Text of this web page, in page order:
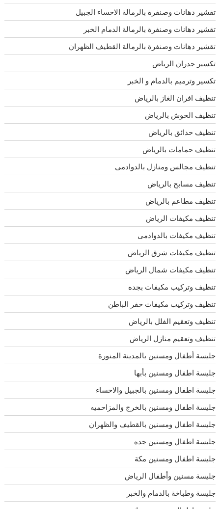
تقشير دهانات وصنفرة بالرمالة الاحساء الجبيل
تقشير دهانات وصنفرة بالرمالة الدمام الخبر
تقشير دهانات وصنفرة بالرمالة القطيف الظهران
تكسير جدران الرياض
تكسير وترميم بالدمام و الخبر
تنظيف افران الغاز بالرياض
تنظيف الحوش بالرياض
تنظيف حدائق بالرياض
تنظيف حمامات بالرياض
تنظيف مجالس ومنازل بالدوادمى
تنظيف مسابح بالرياض
تنظيف مطاعم بالرياض
تنظيف مكيفات الرياض
تنظيف مكيفات بالدوادمى
تنظيف مكيفات شرق الرياض
تنظيف مكيفات شمال الرياض
تنظيف وتركيب مكيفات بجده
تنظيف وتركيب مكيفات حفر الباطن
تنظيف وتعقيم الفلل بالرياض
تنظيف وتعقيم منازل الرياض
جليسة أطفال ومسنين بالمدينة المنورة
جليسة اطفال ومسنين بأبها
جليسة اطفال ومسنين بالجبيل والاحساء
جليسة اطفال ومسنين بالخرج والمزاحميه
جليسة اطفال ومسنين بالقطيف والظهران
جليسة اطفال ومسنين جده
جليسة اطفال ومسنين مكة
جليسة مسنين وأطفال الرياض
جليسة وطباخة بالدمام والخبر